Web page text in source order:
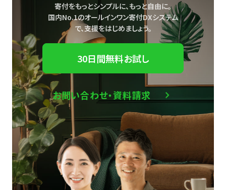
寄付をもっとシンプルに、もっと自由に。
国内No.1のオールインワン寄付DXシステム
で、支援をはじめましょう。
30日間無料お試し
お問い合わせ・資料請求